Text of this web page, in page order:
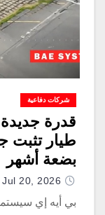
شركات دفاعية
قدرة
طيار تثبت
بضعة أشهر
Jul 20, 2026
بي أيه إي